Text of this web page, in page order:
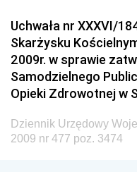
Elektronicznej
Dziennik Urzędowy
Administracji
Dziennik Urzędowy
Dziennik Urzędowy
Dziennik Urzędowy
Uchwała nr XXXVI/
Skarżysku
2009r. w sprawie
Samodzielnego
Opieki Zdrowotnej w
Dziennik Urzędowy
2009 nr 477 poz. 3474